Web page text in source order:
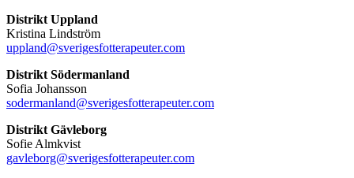
Distrikt Uppland
Kristina Lindström
uppland@sverigesfotterapeuter.com
Distrikt Södermanland
Sofia Johansson
sodermanland@sverigesfotterapeuter.com
Distrikt Gävleborg
Sofie Almkvist
gavleborg@sverigesfotterapeuter.com